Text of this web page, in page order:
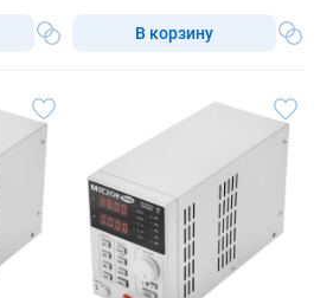
В корзину